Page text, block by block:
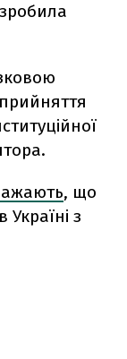
, що
з